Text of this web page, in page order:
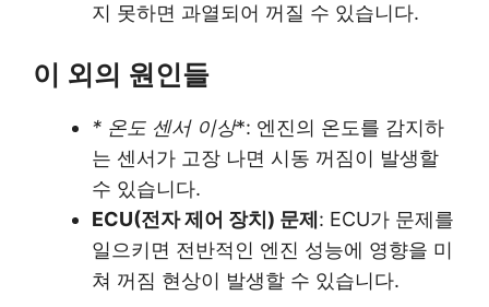
지 못하면 과열되어 꺼질 수 있습니다.
이 외의 원인들
* 온도 센서 이상*: 엔진의 온도를 감지하
는 센서가 고장 나면 시동 꺼짐이 발생할
수 있습니다.
ECU(전자 제어 장치) 문제 : ECU가 문제를
일으키면 전반적인 엔진 성능에 영향을 미
쳐 꺼짐 현상이 발생할 수 있습니다.